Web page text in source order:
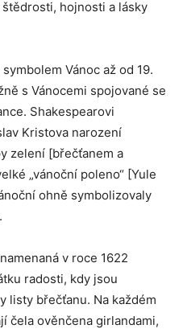
hojnosti a lásky
Vánoc až od 19.
s Vánocemi spojované se
Shakespearovi
Kristova narození
zelení [břečťanem a
„vánoční poleno“ [Yule
ohně symbolizovaly
v roce 1622
radosti, kdy jsou
listy břečťanu. Na každém
čela ověnčena girlandami,